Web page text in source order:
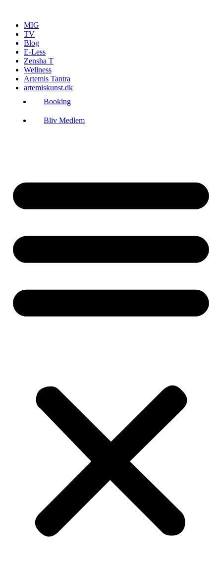
indholdMIG
TV
Blog
E-Less
Zensha T
Wellness
Artemis Tantra
artemiskunst.dk
Booking
Bliv Medlem